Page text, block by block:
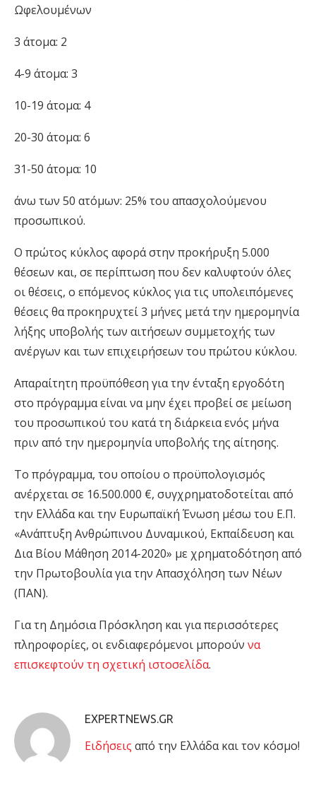
Ωφελουμένων
3 άτομα: 2
4-9 άτομα: 3
10-19 άτομα: 4
20-30 άτομα: 6
31-50 άτομα: 10
άνω των 50 ατόμων: 25% του απασχολούμενου
προσωπικού.
Ο πρώτος κύκλος αφορά στην προκήρυξη 5.000
θέσεων και, σε περίπτωση που δεν καλυφτούν όλες
οι θέσεις, ο επόμενος κύκλος για τις υπολειπόμενες
θέσεις θα προκηρυχτεί 3 μήνες μετά την ημερομηνία
λήξης υποβολής των αιτήσεων συμμετοχής των
ανέργων και των επιχειρήσεων του πρώτου κύκλου.
Απαραίτητη προϋπόθεση για την ένταξη εργοδότη
στο πρόγραμμα είναι να μην έχει προβεί σε μείωση
του προσωπικού του κατά τη διάρκεια ενός μήνα
πριν από την ημερομηνία υποβολής της αίτησης.
Το πρόγραμμα, του οποίου ο προϋπολογισμός
ανέρχεται σε 16.500.000 €, συγχρηματοδοτείται από
την Ελλάδα και την Ευρωπαϊκή Ένωση μέσω του Ε.Π.
«Ανάπτυξη Ανθρώπινου Δυναμικού, Εκπαίδευση και
Δια Βίου Μάθηση 2014-2020» με χρηματοδότηση από
την Πρωτοβουλία για την Απασχόληση των Νέων
(ΠΑΝ).
Για τη Δημόσια Πρόσκληση και για περισσότερες
πληροφορίες, οι ενδιαφερόμενοι μπορούν να
επισκεφτούν τη σχετική ιστοσελίδα.
EXPERTNEWS.GR
Eιδήσεις από την Ελλάδα και τον κόσμο!